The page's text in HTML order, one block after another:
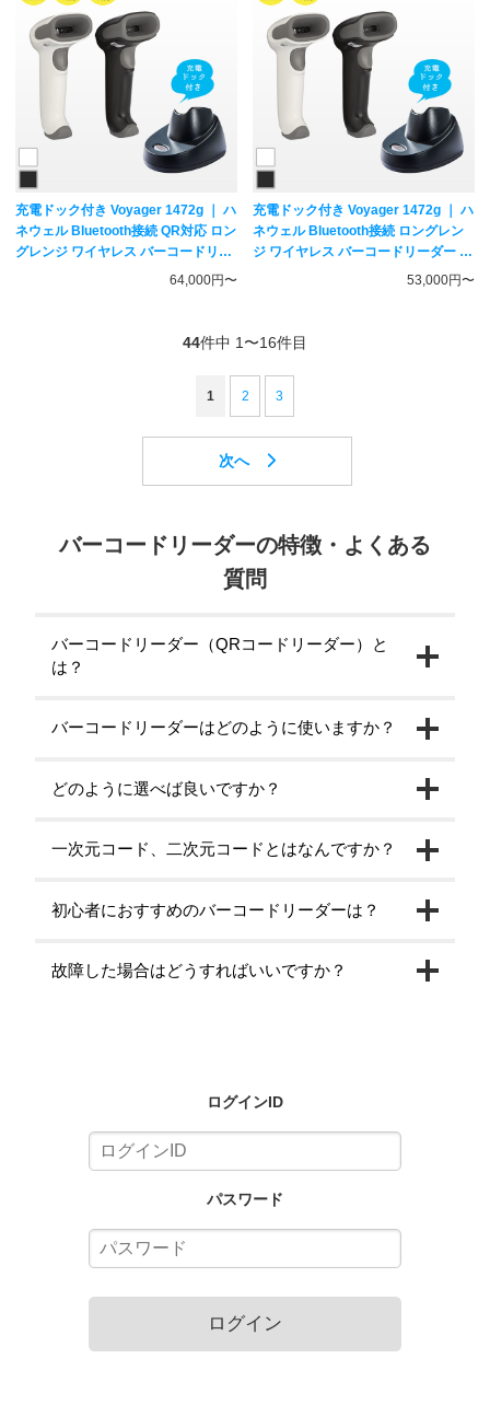
充電ドック付き Voyager 1472g ｜ ハ
ネウェル Bluetooth接続 QR対応 ロン
グレンジ ワイヤレス バーコードリー
64,000円〜
充電ドック付き Voyager 1472g ｜ ハ
ネウェル Bluetooth接続 ロングレン
ジ ワイヤレス バーコードリーダー ｜
1472G1D 一次元コード専用
53,000円〜
44件中 1〜16件目
1 2 3
バーコードリーダーの特徴・よくある
質問
バーコードリーダー（QRコードリーダー）と
は？
バーコードリーダーはどのように使いますか？
どのように選べば良いですか？
一次元コード、二次元コードとはなんですか？
初心者におすすめのバーコードリーダーは？
故障した場合はどうすればいいですか？
ログインID
パスワード
ログイン